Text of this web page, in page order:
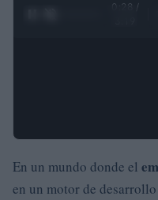
0:29 /
En un mundo donde el
en un motor de